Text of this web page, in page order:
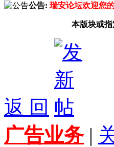
公告: 瑞安论坛欢迎您
本版块或
返 回
广告业务|